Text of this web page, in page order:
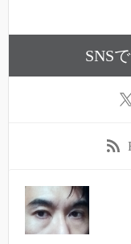
SNS